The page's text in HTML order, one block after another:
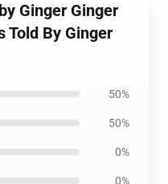
Ginger Ginger
Told By Ginger
50%
50%
0%
0%